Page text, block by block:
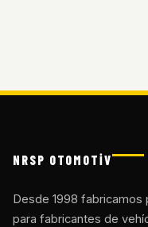
NRSP OTOMOTİV
Desde 1998 fabricamos
para fabricantes de